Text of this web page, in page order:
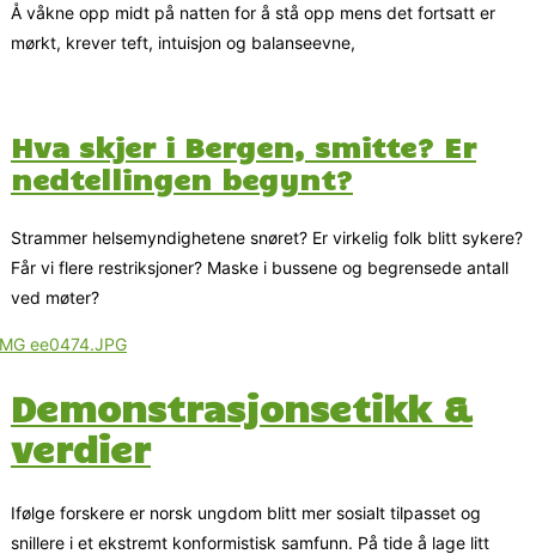
Å våkne opp midt på natten for å stå opp mens det fortsatt er
mørkt, krever teft, intuisjon og balanseevne,
Hva skjer i Bergen, smitte? Er
nedtellingen begynt?
Strammer helsemyndighetene snøret? Er virkelig folk blitt sykere?
Får vi flere restriksjoner? Maske i bussene og begrensede antall
ved møter?
Demonstrasjonsetikk &
verdier
Ifølge forskere er norsk ungdom blitt mer sosialt tilpasset og
snillere i et ekstremt konformistisk samfunn. På tide å lage litt